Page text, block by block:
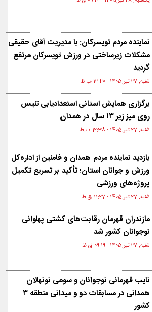
نماینده مردم تویسرکان: با مدیریت آقای حقیقی
مشکلات زیرساختی در ورزش تویسرکان مرتفع
گردید
شنبه, 27 تیر,1405 - 12:40 ب.ظ
برگزاری همایش استانی استعدادیابی تنیس
روی میز زیر ۱۳ سال در همدان
شنبه, 27 تیر,1405 - 12:38 ب.ظ
بازدید نماینده مردم همدان و فامنین از اداره‌کل
ورزش و جوانان استان؛ تأکید بر تسریع تکمیل
پروژه‌های ورزشی
شنبه, 27 تیر,1405 - 11:27 ق.ظ
مازندران قهرمان رقابت‌های کشتی پهلوانی
نوجوانان کشور شد
شنبه, 27 تیر,1405 - 09:19 ق.ظ
نایب قهرمانی نوجوانان و سومی نونهالان
همدانی در مسابقات دو و میدانی منطقه ۳
کشور